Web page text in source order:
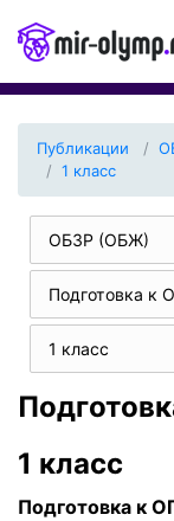
Публикации
1 класс
ОБЗР (ОБЖ)
Подготовка к
1 класс
1 класс
Подготовка к